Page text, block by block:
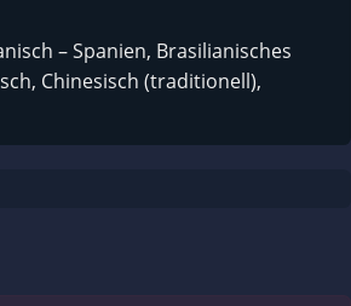
– Spanien, Brasilianisches
Chinesisch (traditionell),